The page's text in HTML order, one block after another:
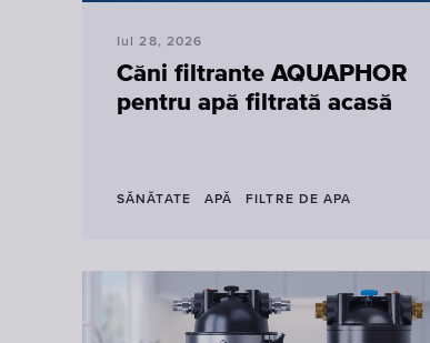
Iul 28, 2026
Căni filtrante AQUAPHOR
pentru apă filtrată acasă
SĂNĂTATE APĂ FILTRE DE APA